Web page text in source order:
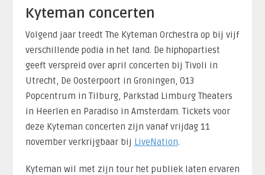
Kyteman concerten
Volgend jaar treedt The Kyteman Orchestra op bij vijf
verschillende podia in het land. De hiphopartiest
geeft verspreid over april concerten bij Tivoli in
Utrecht, De Oosterpoort in Groningen, 013
Popcentrum in Tilburg, Parkstad Limburg Theaters
in Heerlen en Paradiso in Amsterdam. Tickets voor
deze Kyteman concerten zijn vanaf vrijdag 11
november verkrijgbaar bij LiveNation.
Kyteman wil met zijn tour het publiek laten ervaren